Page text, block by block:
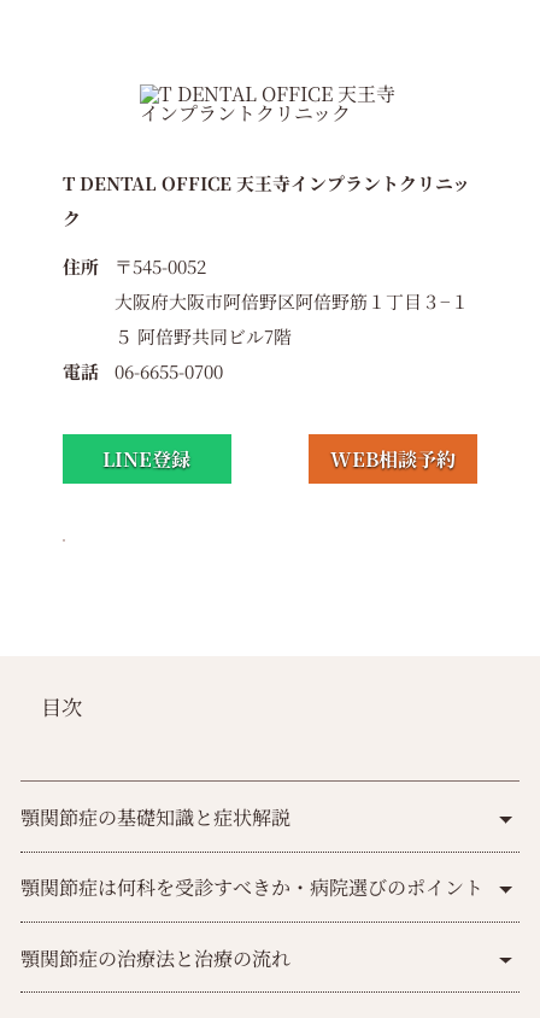
T DENTAL OFFICE 天王寺インプラントクリニッ
ク
住所
〒545-0052
大阪府大阪市阿倍野区阿倍野筋１丁目３−１
５ 阿倍野共同ビル7階
電話
06-6655-0700
LINE登録 WEB相談予約
目次
顎関節症の基礎知識と症状解説
顎関節症は何科を受診すべきか・病院選びのポイント
顎関節症の治療法と治療の流れ